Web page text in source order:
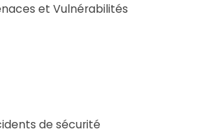
et Vulnérabilités
de sécurité